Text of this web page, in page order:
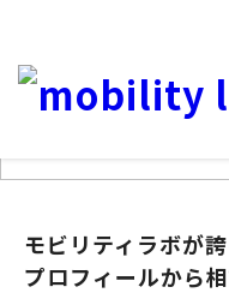
専門家紹介
Expert introduction
モビリティラボが
プロフィールから